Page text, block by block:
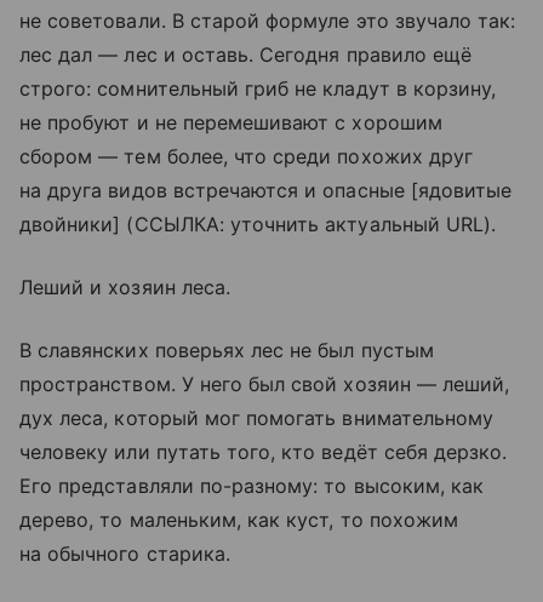
не советовали. В старой формуле это звучало так:
лес дал — лес и оставь. Сегодня правило ещё
строго: сомнительный гриб не кладут в корзину,
не пробуют и не перемешивают с хорошим
сбором — тем более, что среди похожих друг
на друга видов встречаются и опасные [ядовитые
двойники] (ССЫЛКА: уточнить актуальный URL).
Леший и хозяин леса.
В славянских поверьях лес не был пустым
пространством. У него был свой хозяин — леший,
дух леса, который мог помогать внимательному
человеку или путать того, кто ведёт себя дерзко.
Его представляли по-разному: то высоким, как
дерево, то маленьким, как куст, то похожим
на обычного старика.